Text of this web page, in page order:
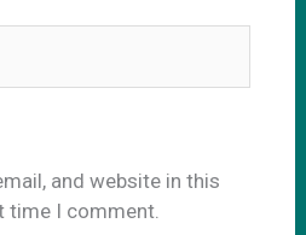
and website in this
time I comment.